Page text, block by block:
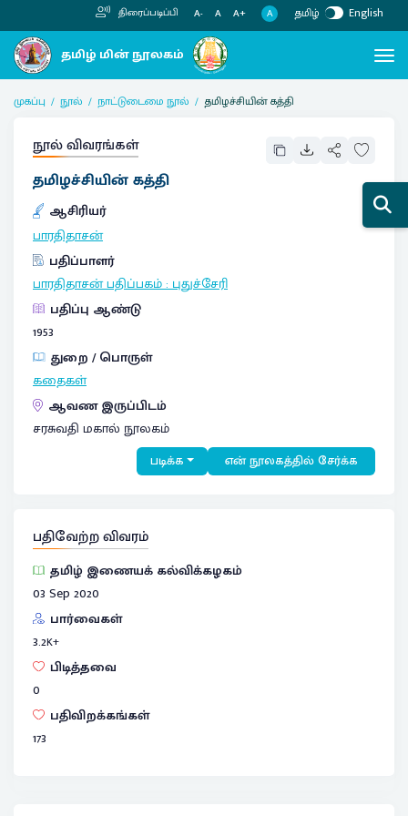
திரைப்படிப்பி A- A A+ A தமிழ் English
முகப்பு நூல் நாட்டுடைமை நூல் தமிழச்சியின் கத்தி
நூல் விவரங்கள்
தமிழச்சியின் கத்தி
ஆசிரியர்
பாரதிதாசன்
பதிப்பாளர்
பாரதிதாசன் பதிப்பகம்:புதுச்சேரி
பதிப்பு ஆண்டு
1953
துறை / பொருள்
கதைகள்
ஆவண இருப்பிடம்
சரசுவதி மகால் நூலகம்
படிக்க என் நூலகத்தில் சேர்க்க
பதிவேற்ற விவரம்
தமிழ் இணையக் கல்விக்கழகம்
03 Sep 2020
பார்வைகள்
3.2K+
பிடித்தவை
0
பதிவிறக்கங்கள்
173